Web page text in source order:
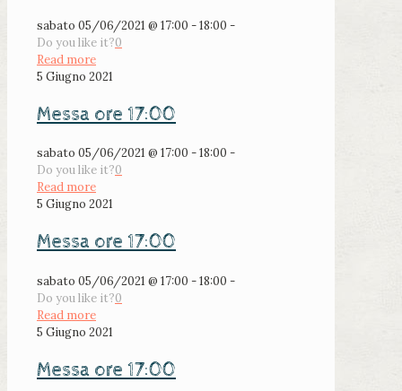
sabato 05/06/2021 @ 17:00 - 18:00 -
Do you like it?0
Read more
5 Giugno 2021
Messa ore 17:00
sabato 05/06/2021 @ 17:00 - 18:00 -
Do you like it?0
Read more
5 Giugno 2021
Messa ore 17:00
sabato 05/06/2021 @ 17:00 - 18:00 -
Do you like it?0
Read more
5 Giugno 2021
Messa ore 17:00